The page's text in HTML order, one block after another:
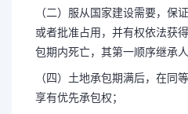
（二）服从国家建设需要，保
或者批准占用，并有权依法获
包期内死亡，其第一顺序继承
（四）土地承包期满后，在同
享有优先承包权；